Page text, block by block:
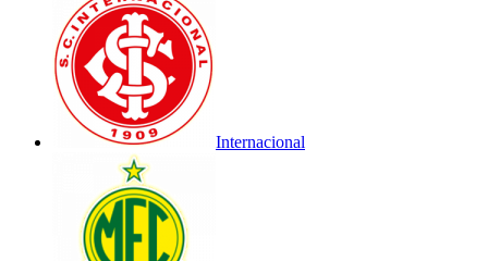
Internacional